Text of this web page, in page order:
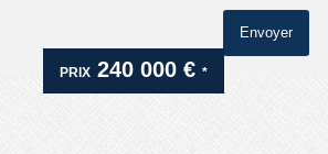
PRIX 240 000 €*